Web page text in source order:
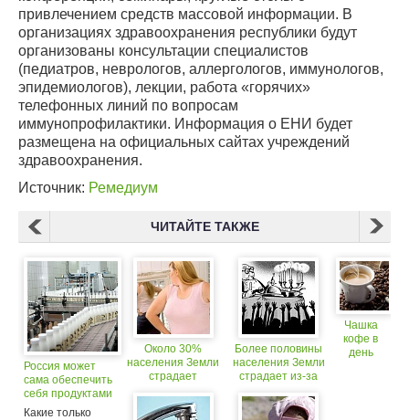
привлечением средств массовой информации. В
организациях здравоохранения республики будут
организованы консультации специалистов
(педиатров, неврологов, аллергологов, иммунологов,
эпидемиологов), лекции, работа «горячих»
телефонных линий по вопросам
иммунопрофилактики. Информация о ЕНИ будет
размещена на официальных сайтах учреждений
здравоохранения.
Источник: Ремедиум
ЧИТАЙТЕ ТАКЖЕ
Россия может
сама обеспечить
себя продуктами
Какие только
Около 30%
населения Земли
страдает
Более половины
населения Земли
страдает из-за
питания
Чашка
кофе в
день